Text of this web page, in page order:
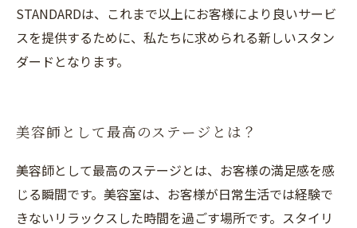
STANDARDは、これまで以上にお客様により良いサービ
スを提供するために、私たちに求められる新しいスタン
ダードとなります。
美容師として最高のステージとは？
美容師として最高のステージとは、お客様の満足感を感
じる瞬間です。美容室は、お客様が日常生活では経験で
きないリラックスした時間を過ごす場所です。スタイリ